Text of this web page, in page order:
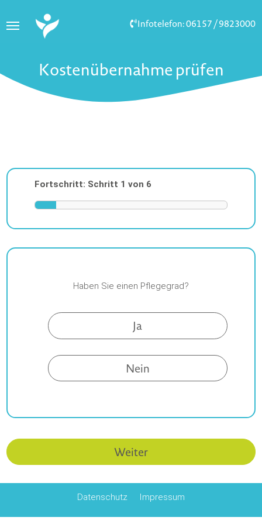
Infotelefon: 06157 / 9823000
Kostenübernahme prüfen
Fortschritt: Schritt 1 von 6
Haben Sie einen Pflegegrad?
Ja
Nein
Weiter
Datenschutz Impressum